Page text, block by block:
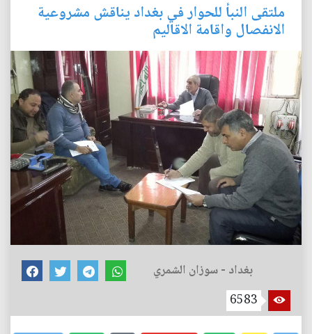
ملتقى النبأ للحوار في بغداد يناقش مشروعية
الانفصال واقامة الاقاليم
بغداد - سوزان الشمري
6583